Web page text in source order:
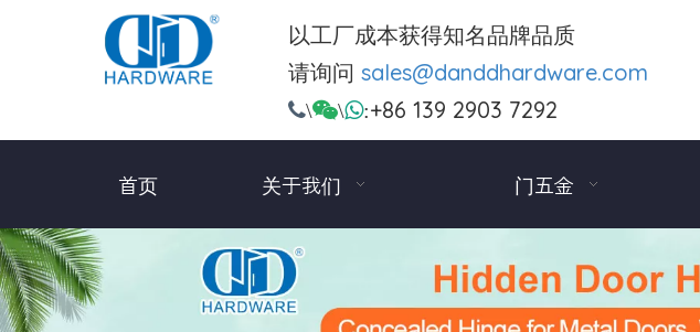
以工厂成本获得知名品牌品质
请询问 sales@danddhardware.com
\\:+86 139 2903 7292
首页 关于我们 门五金